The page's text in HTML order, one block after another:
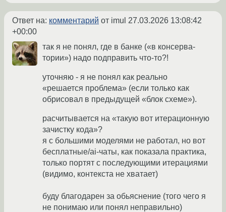
Ответ на: комментарий от imul 27.03.2026 13:08:42
+00:00
так я не понял, где в банке («в консерва-
тории») надо подправить что-то?!
уточняю - я не понял как реально
«решается проблема» (если только как
обрисовал в предыдущей «блок схеме»).
расчитывается на «такую вот итерационную
зачистку кода»?
я с большими моделями не работал, но вот
бесплатные/ai-чаты, как показала практика,
только портят с последующими итерациями
(видимо, контекста не хватает)
буду благодарен за обьяснение (того чего я
не понимаю или понял неправильно)